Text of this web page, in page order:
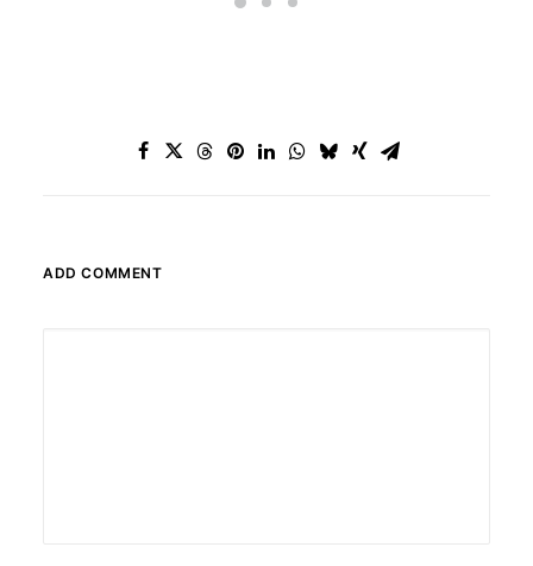
ADD COMMENT